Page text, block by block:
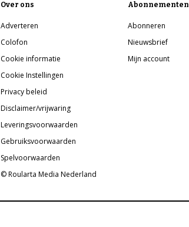
Over ons
Adverteren
Colofon
Cookie informatie
Cookie Instellingen
Privacy beleid
Disclaimer/vrijwaring
Leveringsvoorwaarden
Gebruiksvoorwaarden
Spelvoorwaarden
© Roularta Media Nederland
Abonnementen
Abonneren
Nieuwsbrief
Mijn account